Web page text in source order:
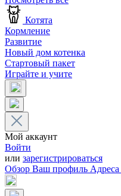
Котята
Кормление
Развитие
Новый дом котенка
Стартовый пакет
Играйте и учите
Мой аккаунт
Войти
или зарегистрироваться
Обзор Ваш профиль Адреса